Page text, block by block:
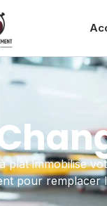
plat immobilise
pour remplacer